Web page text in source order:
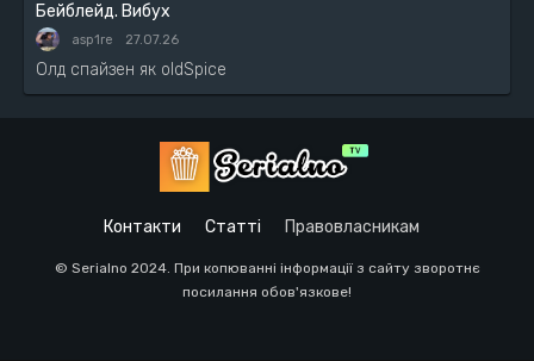
Бейблейд. Вибух
asp1re 27.07.26
Олд спайзен як oldSpice
Контакти Статті Правовласникам
© Serialno 2024. При копюванні інформації з сайту зворотнє
посилання обов'язкове!